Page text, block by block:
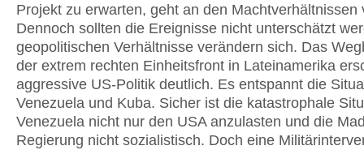
Projekt zu erwarten, geht an den Machtverhältnissen
Dennoch sollten die Ereignisse nicht unterschätzt
geopolitischen Verhältnisse verändern sich. Das
der extrem rechten Einheitsfront in Lateinamerika
aggressive US-Politik deutlich. Es entspannt die
Venezuela und Kuba. Sicher ist die katastrophale
Venezuela nicht nur den USA anzulasten und die
Regierung nicht sozialistisch. Doch eine